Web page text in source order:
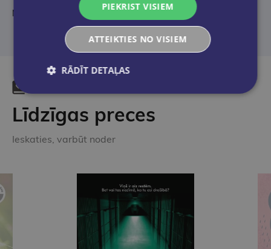
No angļu valodas tulkojusi Anna Šēfere
Līdzīgas preces
Ieskaties, varbūt noder
PIEKRIST VISIEM
ATTEIKTIES NO VISIEM
RĀDĪT DETAĻAS